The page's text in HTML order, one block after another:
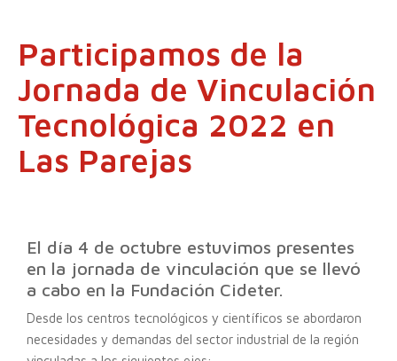
Participamos de la
Jornada de Vinculación
Tecnológica 2022 en
Las Parejas
El día 4 de octubre estuvimos presentes
en la jornada de vinculación que se llevó
a cabo en la Fundación Cideter.
Desde los centros tecnológicos y científicos se abordaron
necesidades y demandas del sector industrial de la región